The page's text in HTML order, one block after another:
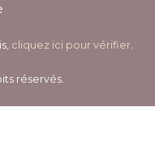
cliquez ici pour vérifier
réservés.